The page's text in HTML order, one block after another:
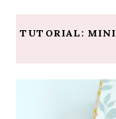
TUTORIAL: MINI